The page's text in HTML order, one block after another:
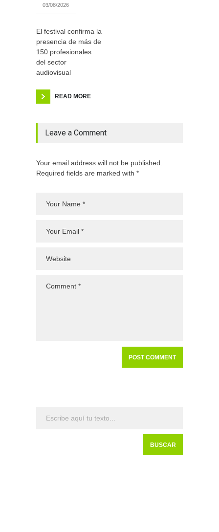
03/08/2026
El festival confirma la
presencia de más de
150 profesionales
del sector
audiovisual
READ MORE
Leave a Comment
Your email address will not be published.
Required fields are marked with *